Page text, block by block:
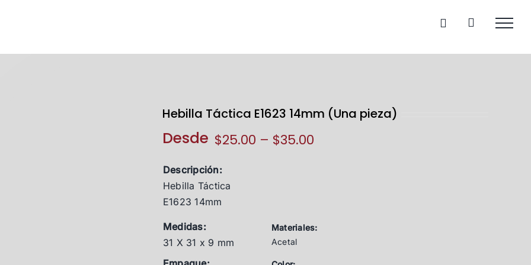
Hebilla Táctica E1623 14mm (Una pieza)
Desde $25.00 – $35.00
Descripción:
Hebilla Táctica
E1623 14mm
Medidas:
31 X 31 x 9 mm
Materiales:
Acetal